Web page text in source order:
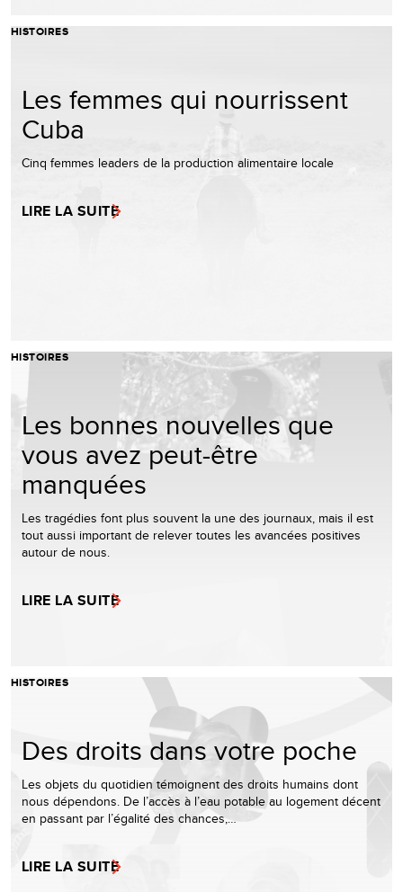
HISTOIRES
Les femmes qui nourrissent
Cuba
Cinq femmes leaders de la production alimentaire locale
LIRE LA SUITE
HISTOIRES
Les bonnes nouvelles que
vous avez peut-être
manquées
Les tragédies font plus souvent la une des journaux, mais il est
tout aussi important de relever toutes les avancées positives
autour de nous.
LIRE LA SUITE
HISTOIRES
Des droits dans votre poche
Les objets du quotidien témoignent des droits humains dont
nous dépendons. De l’accès à l’eau potable au logement décent
en passant par l’égalité des chances,…
LIRE LA SUITE